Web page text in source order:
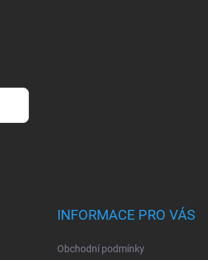
INFORMACE PRO VÁS
Obchodní podmínky